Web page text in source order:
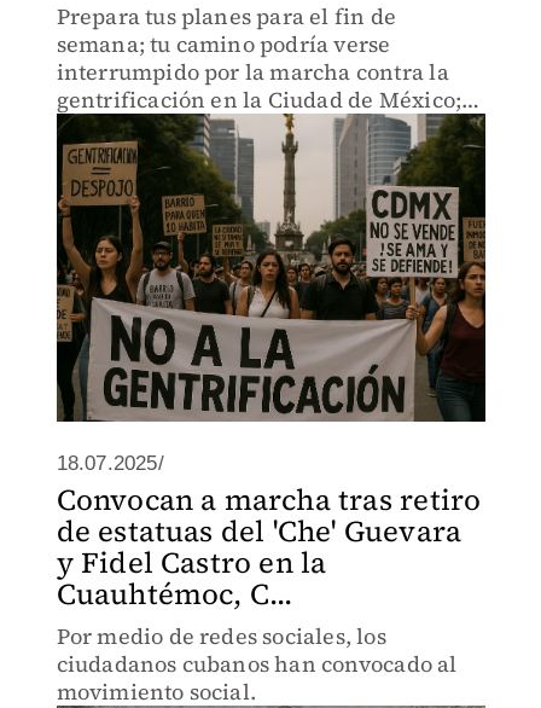
Prepara tus planes para el fin de
semana; tu camino podría verse
interrumpido por la marcha contra la
gentrificación en la Ciudad de México;
en este lugar se llevará a cabo
18.07.2025/
Convocan a marcha tras retiro
de estatuas del 'Che' Guevara
y Fidel Castro en la
Cuauhtémoc, C...
Por medio de redes sociales, los
ciudadanos cubanos han convocado al
movimiento social.